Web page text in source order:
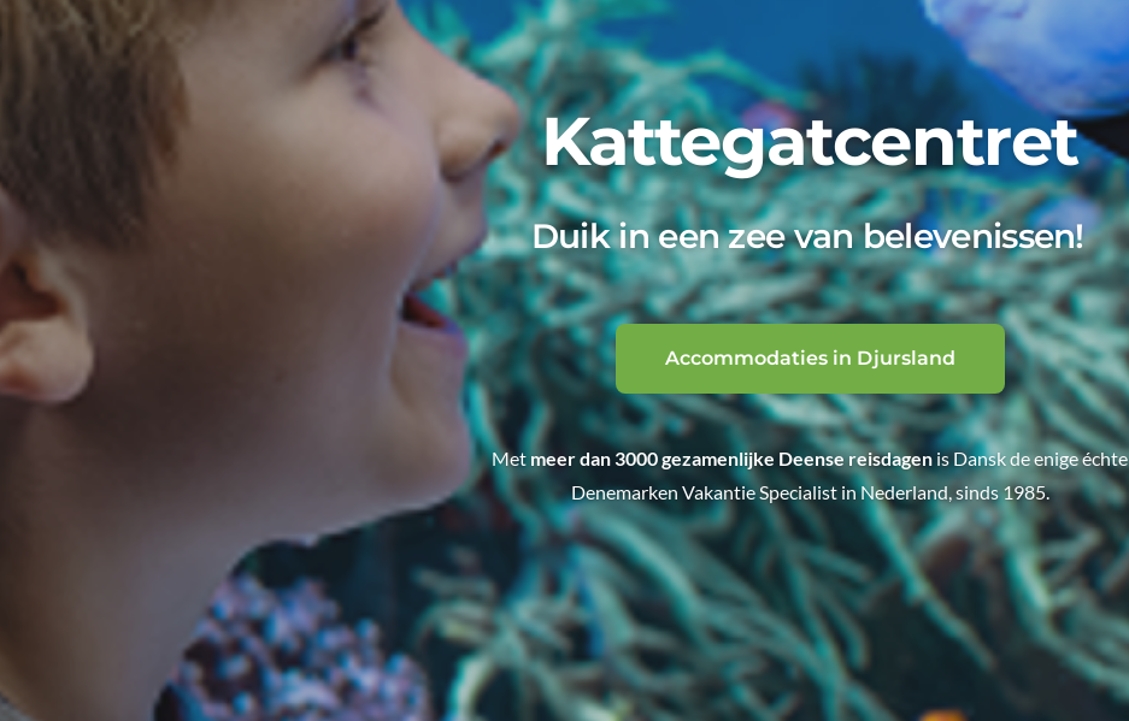
Kattegatcentret
Duik in een zee van belevenissen!
Accommodaties in Djursland
Met meer dan 3000 gezamenlijke Deense reisdagen is Dansk de enige échte
Denemarken Vakantie Specialist in Nederland, sinds 1985.